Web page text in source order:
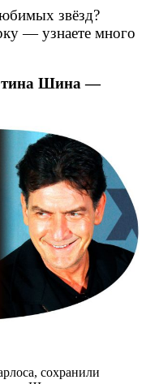
звёзд?
— узнаете много
Шина —
сохранили